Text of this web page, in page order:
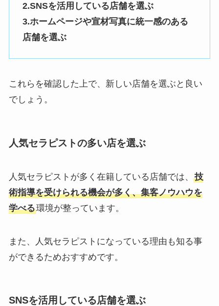
2.SNSを活用している店舗を選ぶ
3.ホームページや宣材写真に統一感のある
店舗を選ぶ
これらを確認した上で、新しい店舗を選ぶと良い
でしょう。
人気セラピストの多い店を選ぶ
人気セラピストが多く在籍している店舗では、 技
術指導を受けられる機会が多く、集客ノウハウを
学べる環境が整っています。
また、人気セラピストになっている理由も知る事
ができるためおすすめです。
SNSを活用している店舗を選ぶ